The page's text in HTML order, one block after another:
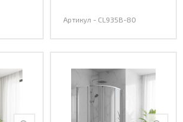
Артикул - CL935B-80